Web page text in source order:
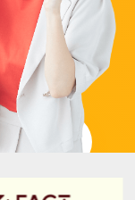
レクター）等
せください。